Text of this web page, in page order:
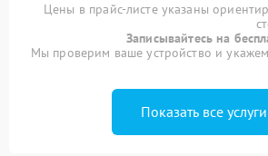
Цены в прайс-листе указаны
Записывайтесь на
Мы проверим ваше устройство и
Показать все услуги